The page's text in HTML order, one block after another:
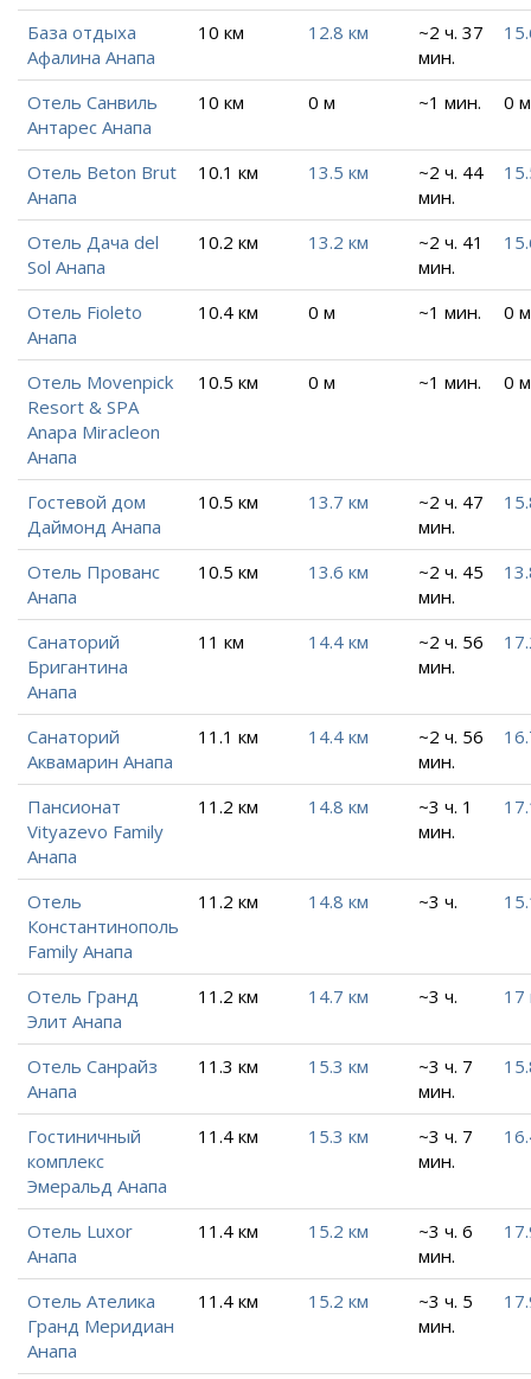
База отдыха
Афалина Анапа
10 км 12.8 км
~2 ч. 37
мин.
Отель Санвиль
Антарес Анапа
10 км 0 м ~1 мин. 0 м
Отель Beton Brut
Анапа
10.1 км 13.5 км
~2 ч. 44
мин.
Отель Дача del
Sol Анапа
10.2 км 13.2 км
~2 ч. 41
мин.
Отель Fioleto
Анапа
10.4 км 0 м ~1 мин. 0 м
Отель Movenpick
Resort & SPA
Anapa Miracleon
Анапа
10.5 км 0 м ~1 мин. 0 м
Гостевой дом
Даймонд Анапа
10.5 км 13.7 км
~2 ч. 47
мин.
Отель Прованс
Анапа
10.5 км 13.6 км
~2 ч. 45
мин.
Санаторий
Бригантина
Анапа
11 км 14.4 км
~2 ч. 56
мин.
Санаторий
Аквамарин Анапа
11.1 км 14.4 км
~2 ч. 56
мин.
Пансионат
Vityazevo Family
Анапа
11.2 км 14.8 км
~3 ч. 1
мин.
Отель
Константинополь
Family Анапа
11.2 км 14.8 км ~3 ч.
Отель Гранд
Элит Анапа
11.2 км 14.7 км ~3 ч. 17
Отель Санрайз
Анапа
11.3 км 15.3 км
~3 ч. 7
мин.
Гостиничный
комплекс
Эмеральд Анапа
11.4 км 15.3 км
~3 ч. 7
мин.
Отель Luxor
Анапа
11.4 км 15.2 км
~3 ч. 6
мин.
Отель Ателика
Гранд Меридиан
Анапа
11.4 км 15.2 км
~3 ч. 5
мин.